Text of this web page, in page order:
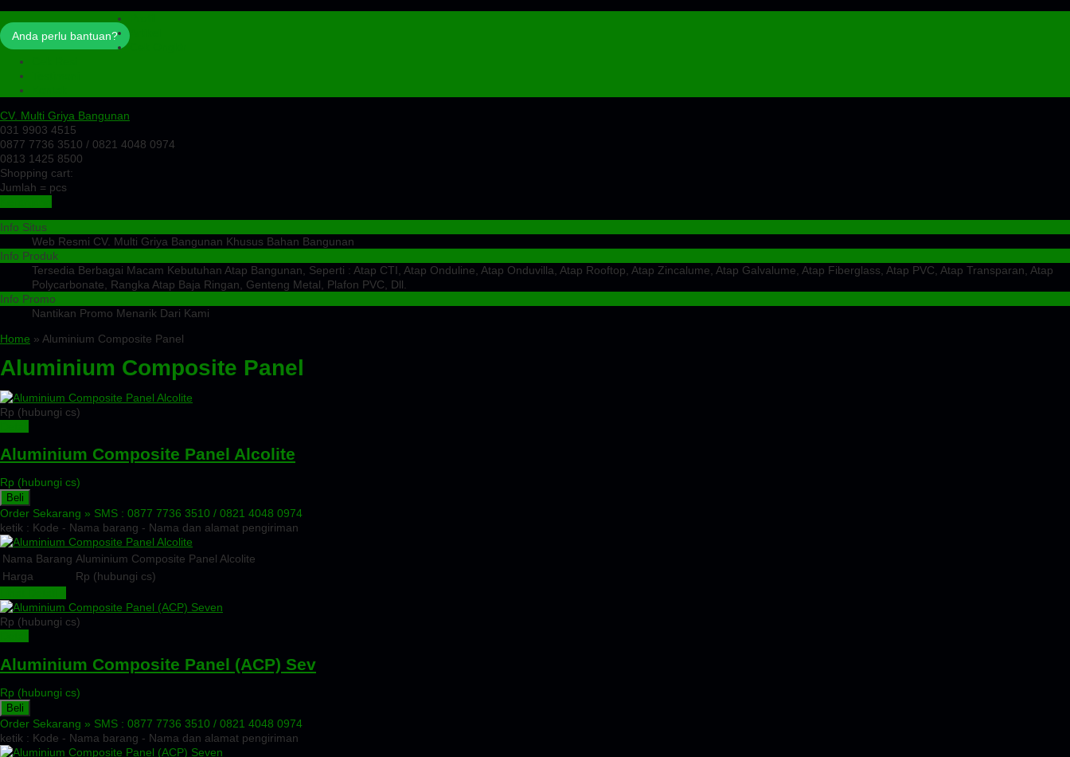
Anda perlu bantuan?
CV. Multi Griya Bangunan
031 9903 4515
0877 7736 3510 / 0821 4048 0974
0813 1425 8500
Shopping cart:
Jumlah = pcs
Info Situs
Web Resmi CV. Multi Griya Bangunan Khusus Bahan Bangunan
Info Produk
Tersedia Berbagai Macam Kebutuhan Atap Bangunan, Seperti : Atap CTI, Atap Onduline, Atap Onduvilla, Atap Rooftop, Atap Zincalume, Atap Galvalume, Atap Fiberglass, Atap PVC, Atap Transparan, Atap
Polycarbonate, Rangka Atap Baja Ringan, Genteng Metal, Plafon PVC, Dll.
Info Promo
Nantikan Promo Menarik Dari Kami
Home » Aluminium Composite Panel
Aluminium Composite Panel
Rp (hubungi cs)
Aluminium Composite Panel Alcolite
Rp (hubungi cs)
Beli
Order Sekarang » SMS : 0877 7736 3510 / 0821 4048 0974
ketik : Kode - Nama barang - Nama dan alamat pengiriman
Nama Barang Aluminium Composite Panel Alcolite
Harga
Rp (hubungi cs)
Rp (hubungi cs)
Aluminium Composite Panel (ACP) Sev
Rp (hubungi cs)
Beli
Order Sekarang » SMS : 0877 7736 3510 / 0821 4048 0974
ketik : Kode - Nama barang - Nama dan alamat pengiriman